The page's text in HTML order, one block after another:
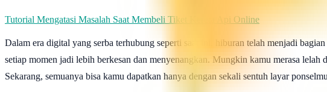
Tutorial Mengatasi Masalah Saat Membeli Tiket Kereta Api Online
Dalam era digital yang serba terhubung seperti saat ini, hiburan telah menjadi
setiap momen jadi lebih berkesan dan menyenangkan. Mungkin kamu merasa
Sekarang, semuanya bisa kamu dapatkan hanya dengan sekali sentuh layar